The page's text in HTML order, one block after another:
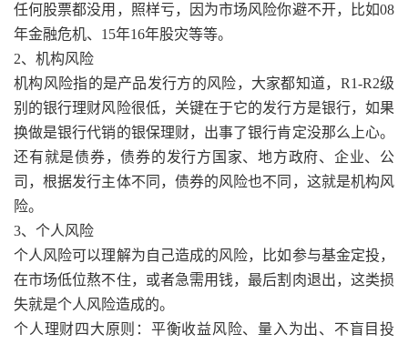
任何股票都没用，照样亏，因为市场风险你避不开，比如08
年金融危机、15年16年股灾等等。
2、机构风险
机构风险指的是产品发行方的风险，大家都知道，R1-R2级
别的银行理财风险很低，关键在于它的发行方是银行，如果
换做是银行代销的银保理财，出事了银行肯定没那么上心。
还有就是债券，债券的发行方国家、地方政府、企业、公
司，根据发行主体不同，债券的风险也不同，这就是机构风
险。
3、个人风险
个人风险可以理解为自己造成的风险，比如参与基金定投，
在市场低位熬不住，或者急需用钱，最后割肉退出，这类损
失就是个人风险造成的。
个人理财四大原则：平衡收益风险、量入为出、不盲目投